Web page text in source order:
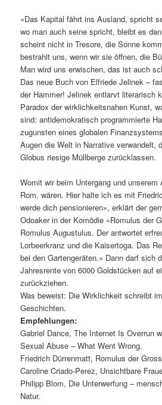
«Das Kapital fährt ins Ausland, spricht
wo man auch seine spricht, bleibt es
scheint nicht in Tresore, die Sonne
bestrahlt uns, wenn wir sie öffnen, die
Man wird uns erwischen, das ist auch
Das neue Buch von Elfriede Jelinek –
der Hammer! Jelinek entlarvt literarisch
Paradox der wirklichkeitsnahen Kunst,
sind: antidemokratisch programmierte
zugunsten eines globalen
Augen die Welt in Narrative verwandelt,
Globus riesige Müllberge zurücklassen.
Womit wir beim Untergang und
Rom, wären. Hier halte ich es mit
werde dich pensionieren», erklärt der
Odoaker in der Komödie «Romulus der
Romulus Augustulus. Der antwortet
Lorbeerkranz und die Kaisertoga. Das
bei den Gartengeräten.» Dann darf sich
Jahresrente von 6000 Goldstücken auf
zurückziehen.
Was beweist: Die Wirklichkeit schreibt
Geschichten.
Empfehlungen:
Gabriel Dance, The Internet Is Overrun
Sexual Abuse – What Went Wrong.
Friedrich Dürrenmatt, Romulus der
Caroline Criado-Perez, Unsichtbare
Philipp Blom, Die Unterwerfung –
Natur.